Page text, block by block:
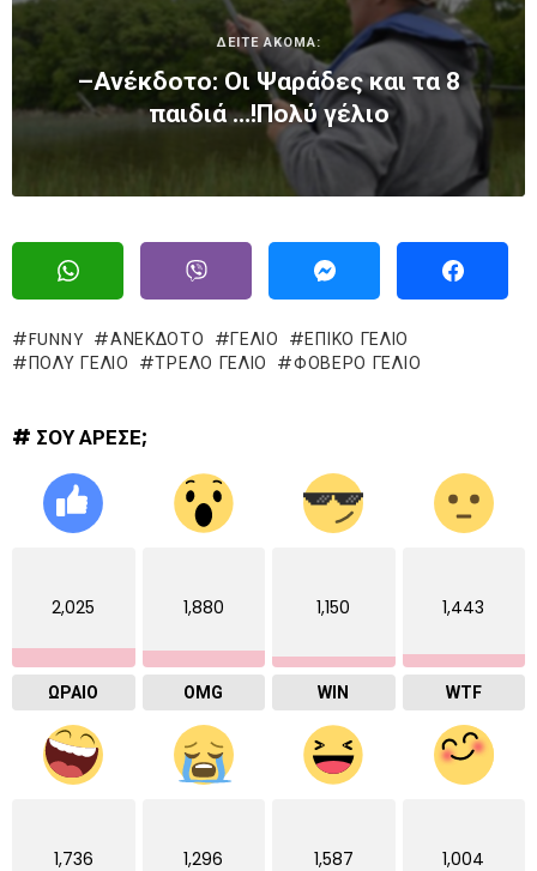
ΔΕΙΤΕ ΑΚΟΜΑ:
–Ανέκδοτο: Οι Ψαράδες και τα 8
παιδιά …!Πολύ γέλιο
FUNNY ΑΝΕΚΔΟΤΟ ΓΈΛΙΟ
ΕΠΙΚΌ ΓΈΛΙΟ
ΠΟΛΥ ΓΕΛΙΟ
ΤΡΕΛΌ ΓΈΛΙΟ ΦΟΒΕΡΟ ΓΕΛΙΟ
# ΣΟΥ ΑΡΕΣΕ;
2,025
ΩΡΑΙΟ
1,880
OMG
1,150
WIN
1,443
WTF
1,736 1,296 1,587 1,004